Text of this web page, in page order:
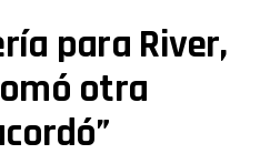
para River,
otra